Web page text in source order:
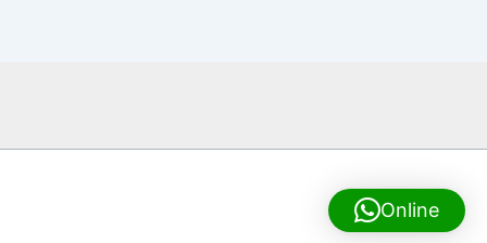
Online